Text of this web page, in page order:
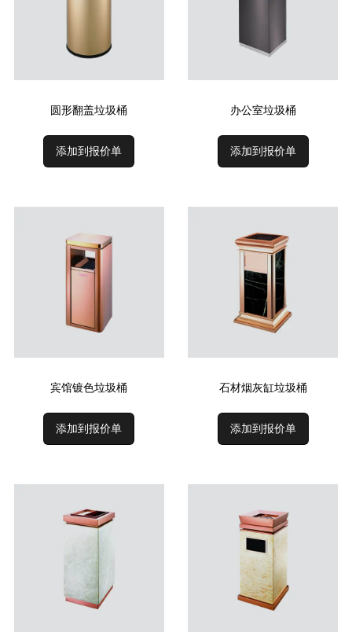
圆形翻盖垃圾桶
添加到报价单
办公室垃圾桶
添加到报价单
宾馆镀色垃圾桶
添加到报价单
石材烟灰缸垃圾桶
添加到报价单